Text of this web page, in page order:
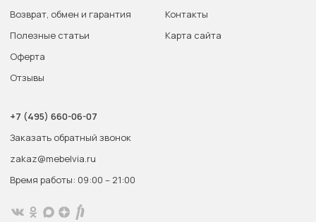
Возврат, обмен и гарантия
Полезные статьи
Оферта
Отзывы
Контакты
Карта сайта
+7 (495) 660-06-07
Заказать обратный звонок
zakaz@mebelvia.ru
Время работы: 09:00 – 21:00